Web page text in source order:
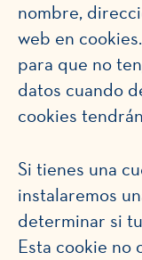
nombre,
web en
para que no
datos cuando
cookies
Si tienes una
instalaremos
determinar si
Esta cookie no